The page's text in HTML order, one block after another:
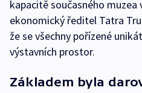
kapacitě současného muzea
ekonomický ředitel Tatra
že se všechny pořízené
výstavních prostor.
Základem byla